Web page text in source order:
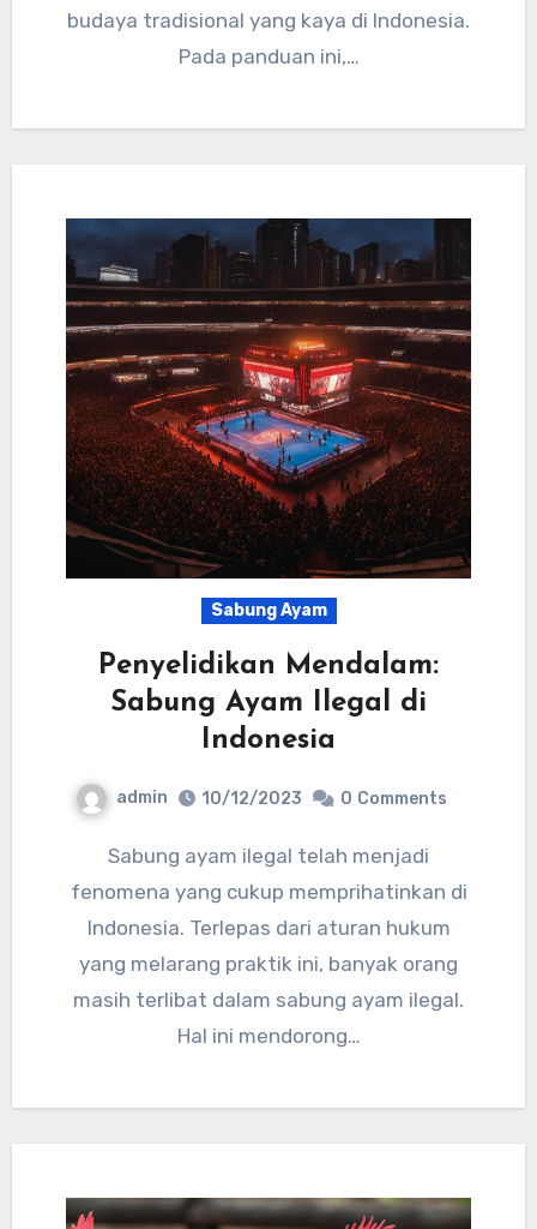
budaya tradisional yang kaya di Indonesia.
Pada panduan ini,…
Sabung Ayam
Penyelidikan Mendalam:
Sabung Ayam Ilegal di
Indonesia
admin 10/12/2023 0 Comments
Sabung ayam ilegal telah menjadi
fenomena yang cukup memprihatinkan di
Indonesia. Terlepas dari aturan hukum
yang melarang praktik ini, banyak orang
masih terlibat dalam sabung ayam ilegal.
Hal ini mendorong…